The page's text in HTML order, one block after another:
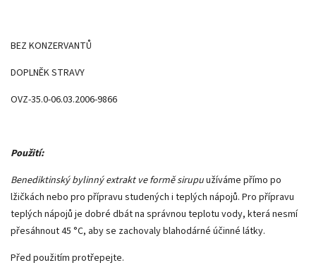
BEZ KONZERVANTŮ
DOPLNĚK STRAVY
OVZ-35.0-06.03.2006-9866
Použití:
Benediktinský bylinný extrakt ve formě sirupuužíváme přímo po
lžičkách nebo pro přípravu studených i teplých nápojů. Pro přípravu
teplých nápojů je dobré dbát na správnou teplotu vody, která nesmí
přesáhnout 45 °C, aby se zachovaly blahodárné účinné látky.
Před použitím protřepejte.